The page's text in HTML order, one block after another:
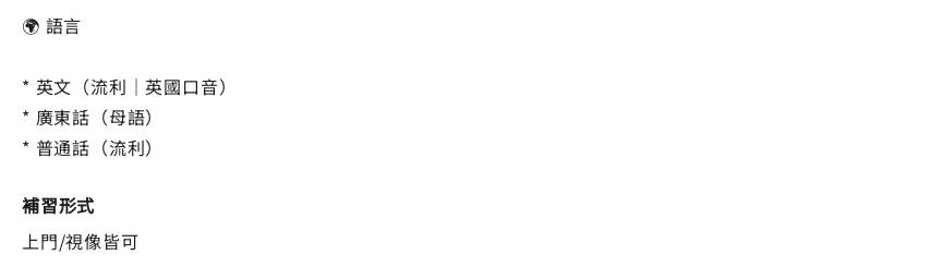
🌍 語言
* 英文（流利｜英國口音）
* 廣東話（母語）
* 普通話（流利）
補習形式
上門/視像皆可